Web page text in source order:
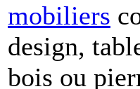
mobiliers
design,
bois ou